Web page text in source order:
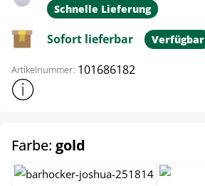
Schnelle Lieferung
Sofort lieferbar Verfügbar
Artikelnummer: 101686182
Weitere Produktinformationen anzeigen
Farbe: gold